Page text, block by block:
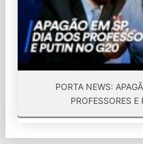
PORTA NEWS:
PROFESSORES